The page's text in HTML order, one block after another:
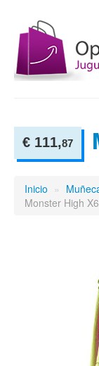
€ 111,87
Inicio »
Monster High